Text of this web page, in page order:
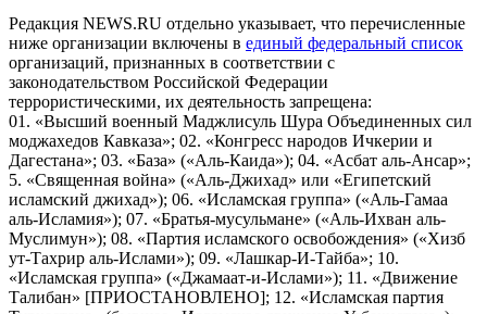
Редакция NEWS.RU отдельно указывает, что перечисленные
ниже организации включены в единый федеральный список
организаций, признанных в соответствии с
законодательством Российской Федерации
террористическими, их деятельность запрещена:
01. «Высший военный Маджлисуль Шура Объединенных сил
моджахедов Кавказа»; 02. «Конгресс народов Ичкерии и
Дагестана»; 03. «База» («Аль-Каида»); 04. «Асбат аль-Ансар»;
5. «Священная война» («Аль-Джихад» или «Египетский
исламский джихад»); 06. «Исламская группа» («Аль-Гамаа
аль-Исламия»); 07. «Братья-мусульмане» («Аль-Ихван аль-
Муслимун»); 08. «Партия исламского освобождения» («Хизб
ут-Тахрир аль-Ислами»); 09. «Лашкар-И-Тайба»; 10.
«Исламская группа» («Джамаат-и-Ислами»); 11. «Движение
Талибан» [ПРИОСТАНОВЛЕНО]; 12. «Исламская партия